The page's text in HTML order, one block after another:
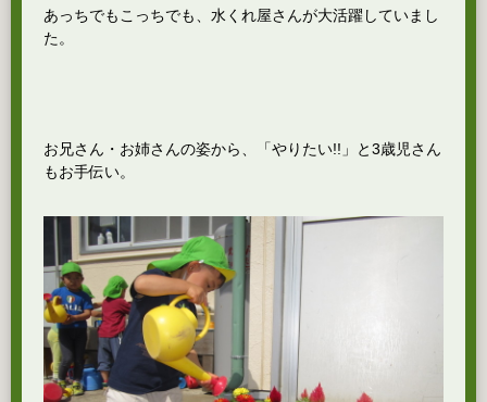
あっちでもこっちでも、水くれ屋さんが大活躍していまし
た。
お兄さん・お姉さんの姿から、「やりたい!!」と3歳児さん
もお手伝い。